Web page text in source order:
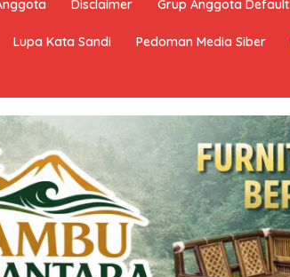
Disclaimer Grup Anggota Default
Lupa Kata Sandi Pedoman Media Siber